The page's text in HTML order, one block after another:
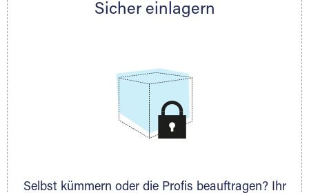
persönlich hinsichtlich Lagervolumen und zu
Sicher einlagern
Selbst kümmern oder die Profis beauftragen? Ihr